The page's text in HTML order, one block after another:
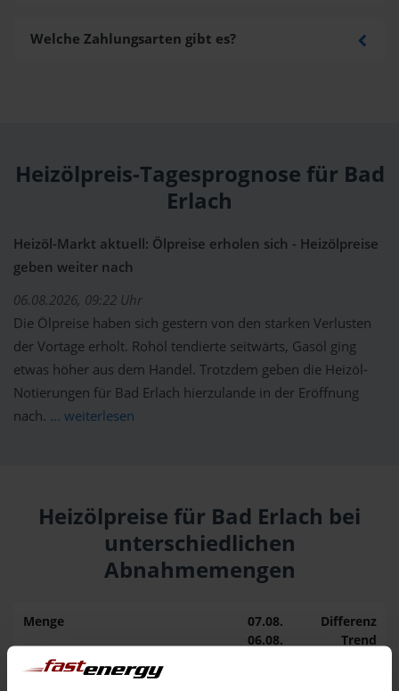
Welche Zahlungsarten gibt es?
Heizölpreis-Tagesprognose für Bad
Erlach
Heizöl-Markt aktuell: Ölpreise erholen sich - Heizölpreise
geben weiter nach
06.08.2026, 09:22 Uhr
Die Ölpreise haben sich gestern von den starken Verlusten
der Vortage erholt. Rohöl tendierte seitwärts, Gasöl ging
etwas höher aus dem Handel. Trotzdem geben die Heizöl-
Notierungen für Bad Erlach hierzulande in der Eröffnung
nach. ... weiterlesen
Heizölpreise für Bad Erlach bei
unterschiedlichen
Abnahmemengen
Menge
07.08.
06.08.
Differenz
Trend
1.000 Liter